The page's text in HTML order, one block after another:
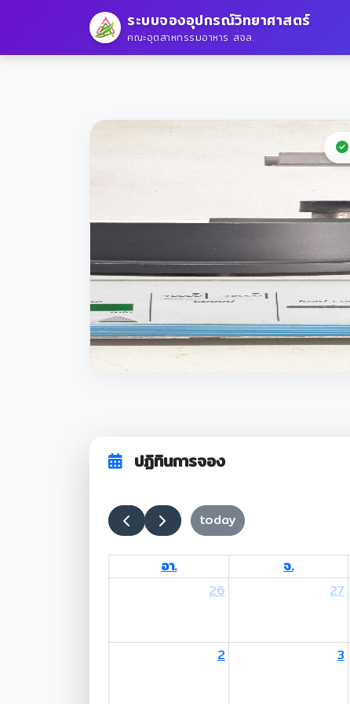
ระบบจองอุปกรณ์วิทยาศาสตร์
คณะอุตสาหกรรมอาหาร สจล.
ปฏิทินการจอง
today
อา. จ.
26
27
2 3